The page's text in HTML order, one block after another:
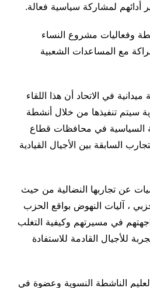
أدائهم لمشاركة سياسية فعالة.
وفعاليات مشروع النساء
مع المساعدات الشعبية
في الاتحاد أن هذا اللقاء
سيتم تنفيذها من خلال أنشطة
السياسية في محافظات قطاع
السابقة بين الأجيال القيادية
عن تجاربها النضالية من حيث
، آليات النهوض بواقع الحزب
في مسيرتهم وكيفية التغلب
للأجيال القادمة للاستفادة
الناشطة النسوية وعضوة في